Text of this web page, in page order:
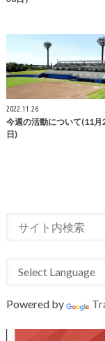
2022.11.26
今週の活動について(11
日)
Powered by